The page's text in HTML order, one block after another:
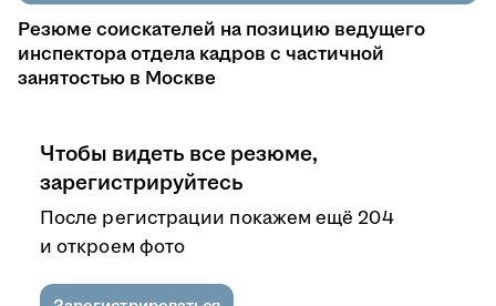
Резюме соискателей на позицию ведущего
инспектора отдела кадров с частичной
занятостью в Москве
Чтобы видеть все резюме,
зарегистрируйтесь
После регистрации покажем ещё 204
и откроем фото